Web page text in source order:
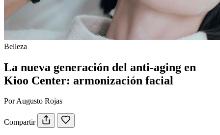
Belleza
La nueva generación del anti-aging en
Kioo Center: armonización facial
Por Augusto Rojas
Compartir